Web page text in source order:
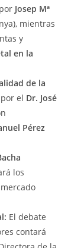
Josep Mª
mientras
y
en la
de la
el Dr. José
Pérez
los
El debate
contará